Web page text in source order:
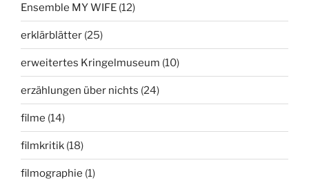
Ensemble MY WIFE (12)
erklärblätter (25)
erweitertes Kringelmuseum (10)
erzählungen über nichts (24)
filme (14)
filmkritik (18)
filmographie (1)